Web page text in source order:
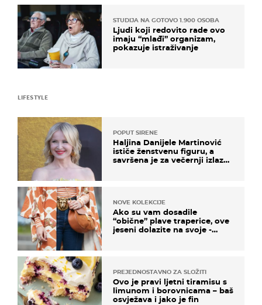
STUDIJA NA GOTOVO 1.900 OSOBA
Ljudi koji redovito rade ovo
imaju “mlađi” organizam,
pokazuje istraživanje
LIFESTYLE
POPUT SIRENE
Haljina Danijele Martinović
ističe ženstvenu figuru, a
savršena je za večernji izlazak
NOVE KOLEKCIJE
Ako su vam dosadile
“obične” plave traperice, ove
jeseni dolazite na svoje -
PREJEDNOSTAVNO ZA SLOŽITI
Ovo je pravi ljetni tiramisu s
limunom i borovnicama – baš
osvježava i jako je fin